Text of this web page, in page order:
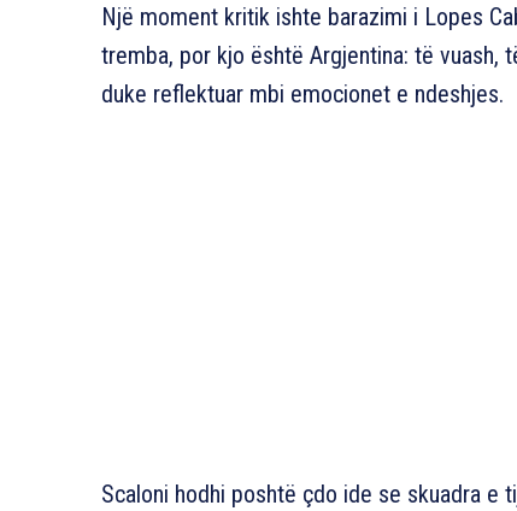
Një moment kritik ishte barazimi i Lopes
tremba, por kjo është Argjentina: të vuash,
duke reflektuar mbi emocionet e ndeshjes.
Scaloni hodhi poshtë çdo ide se skuadra e